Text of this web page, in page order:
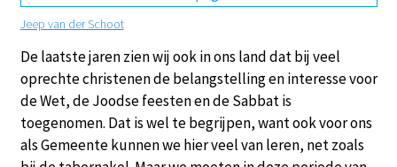
Jeep van der Schoot
De laatste jaren zien wij ook in ons land dat bij veel
oprechte christenen de belangstelling en interesse voor
de Wet, de Joodse feesten en de Sabbat is
toegenomen. Dat is wel te begrijpen, want ook voor ons
als Gemeente kunnen we hier veel van leren, net zoals